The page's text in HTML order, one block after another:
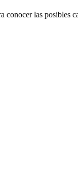
conocer las posibles